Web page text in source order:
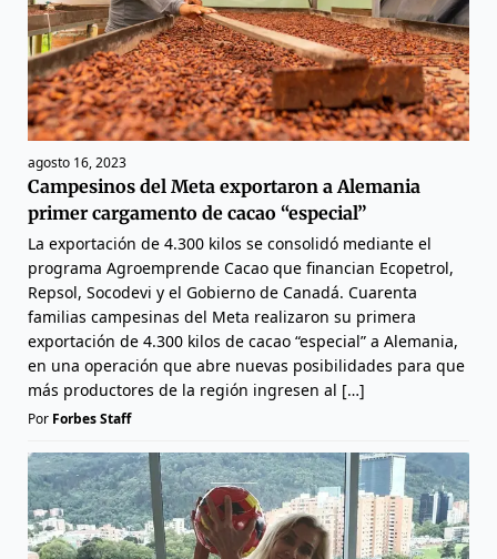
agosto 16, 2023
Campesinos del Meta exportaron a Alemania
primer cargamento de cacao “especial”
La exportación de 4.300 kilos se consolidó mediante el
programa Agroemprende Cacao que financian Ecopetrol,
Repsol, Socodevi y el Gobierno de Canadá. Cuarenta
familias campesinas del Meta realizaron su primera
exportación de 4.300 kilos de cacao “especial” a Alemania,
en una operación que abre nuevas posibilidades para que
más productores de la región ingresen al […]
Por Forbes Staff